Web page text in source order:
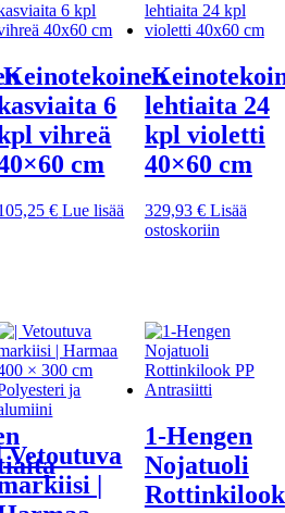
6
vihreä
cm
€ Lue lisää
lehtiaita 24
kpl violetti
40×60 cm
329,93 € Lisää
ostoskoriin
Vetoutuva
|
1-Hengen
Nojatuoli
Rottinkilook